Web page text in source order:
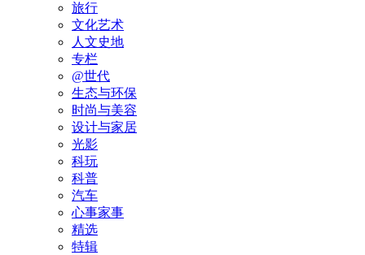
旅行
文化艺术
人文史地
专栏
@世代
生态与环保
时尚与美容
设计与家居
光影
科玩
科普
汽车
心事家事
精选
特辑